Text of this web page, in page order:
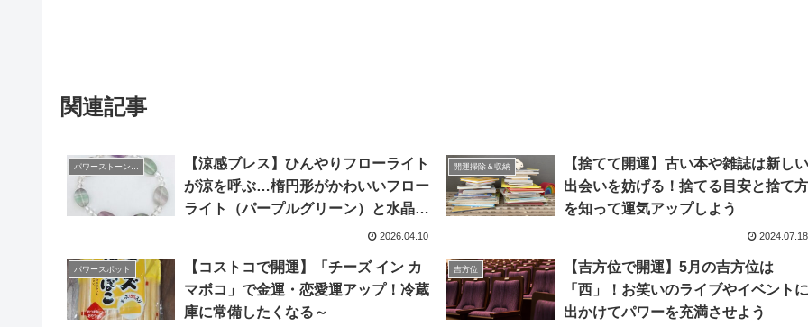
関連記事
【涼感ブレス】ひんやりフローライト
が涼を呼ぶ…楕円形がかわいいフロー
ライト（パープルグリーン）と水晶の
2026.04.10
開運掃除＆収納
【捨てて開運】古い本や雑誌は新しい
出会いを妨げる！捨てる目安と捨て方
を知って運気アップしよう
2024.07.18
パワースポット
【コストコで開運】「チーズ イン カ
マボコ」で金運・恋愛運アップ！冷蔵
庫に常備したくなる～
吉方位
【吉方位で開運】5月の吉方位は
「西」！お笑いのライブやイベントに
出かけてパワーを充満させよう